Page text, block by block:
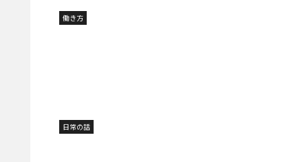
働き方
日常の話